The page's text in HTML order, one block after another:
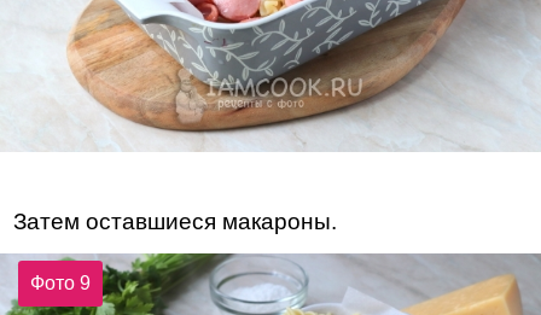
Затем оставшиеся макароны.
Фото 9